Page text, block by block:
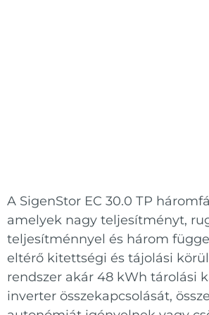
A SigenStor EC 30.0 ТР
amelyek nagy teljesítményt,
teljesítménnyel és három
eltérő kitettségi és tájolási
rendszer akár 48 kWh tárolási
inverter összekapcsolását,